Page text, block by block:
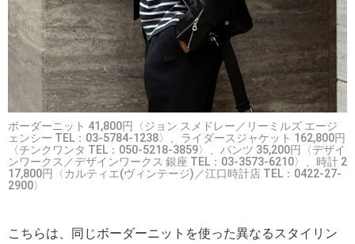
ボーダーニット 41,800円〈ジョン スメドレー／リーミルズ エージ
ェンシー TEL：03-5784-1238〉、ライダースジャケット 162,800円
〈チンクワンタ TEL：050-5218-3859〉、パンツ 35,200円〈デザイ
ンワークス／デザインワークス 銀座 TEL：03-3573-6210〉、時計 2
17,800円〈カルティエ(ヴィンテージ)／江口時計店 TEL：0422-27-
2900〉
こちらは、同じボーダーニットを使った異なるスタイリン